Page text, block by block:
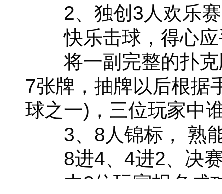
2、独创3人欢乐赛
快乐击球，得心应
将一副完整的扑克
7张牌，抽牌以后根据
球之一)，三位玩家中
3、8人锦标， 熟能
8进4、4进2、决赛
由8位玩家报名成功